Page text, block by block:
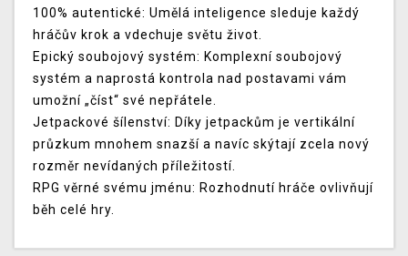
100% autentické: Umělá inteligence sleduje každý
hráčův krok a vdechuje světu život.
Epický soubojový systém: Komplexní soubojový
systém a naprostá kontrola nad postavami vám
umožní „číst“ své nepřátele.
Jetpackové šílenství: Díky jetpackům je vertikální
průzkum mnohem snazší a navíc skýtají zcela nový
rozměr nevídaných příležitostí.
RPG věrné svému jménu: Rozhodnutí hráče ovlivňují
běh celé hry.